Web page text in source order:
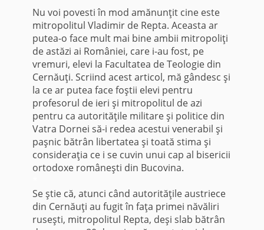
Nu voi povesti în mod amănunţit cine este
mitropolitul Vladimir de Repta. Aceasta ar
putea-o face mult mai bine ambii mitropoliţi
de astăzi ai României, care i-au fost, pe
vremuri, elevi la Facultatea de Teologie din
Cernăuţi. Scriind acest articol, mă gândesc şi
la ce ar putea face foştii elevi pentru
profesorul de ieri şi mitropolitul de azi
pentru ca autorităţile militare şi politice din
Vatra Dornei să-i redea acestui venerabil şi
paşnic bătrân libertatea şi toată stima şi
consideraţia ce i se cuvin unui cap al bisericii
ortodoxe româneşti din Bucovina.
Se ştie că, atunci când autorităţile austriece
din Cernăuţi au fugit în faţa primei năvăliri
ruseşti, mitropolitul Repta, deşi slab bătrân